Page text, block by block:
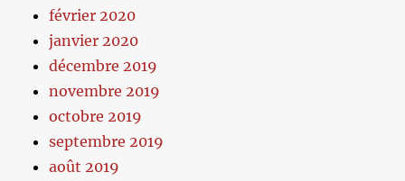
février 2020
janvier 2020
décembre 2019
novembre 2019
octobre 2019
septembre 2019
août 2019